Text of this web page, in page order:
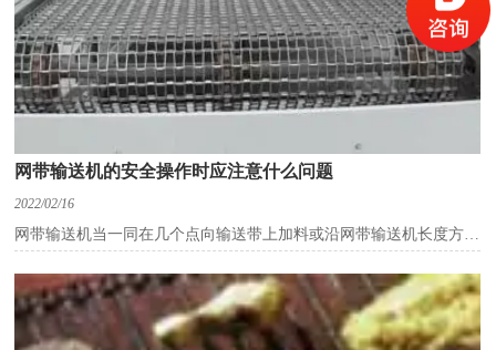
拭，并整理作业场地。
(6)查看不锈钢链板输送机各工作部位的光滑状况.应按设备光滑
“五定”规范，进行加注光滑油(脂)。
链板输送机特点：
(1)链板输送机的输送面平整光滑，摩擦力小，物料在输送线之间
的过渡平稳，可输送各类玻璃瓶、PET瓶、易拉罐等物料，也可输送
(2)不锈钢链板输送机链板有不锈钢和工程塑料等原料，规范品种
繁多，可根据输送物料和工艺要求选用，能满足各行各业不同的需
求。
动车、摩托车、发电机等行业。
(5)不锈钢链板输送机设备布局灵敏。能够在一条输送线上完结水
平、歪斜和转弯、螺旋、提升输送。
网带输送机的安全操作时应注意什么问题
2022/02/16
网带输送机当一同在几个点向输送带上加料或沿网带输送机长度方向
上的任一点通过均匀给料设备向输送带给料时，网带输送机就成为一
条首要输送干线。网带输送机安全操作留意的疑问。
1、运用多台网带输送机联合结束输送物料或某种工序进程时，
应设置中心控制台会合控制。
2、网带输送机的控制有必要保证传动功用和动作准确可靠，在